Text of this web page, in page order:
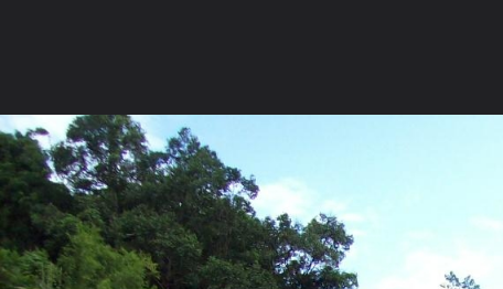
หน้าแรก รูปภาพ General ติงติง แอ่วเมืองเหนือ
102 5486
หน้าแรก เว็บบอร์ด มีอะไรใหม่ วิดีโอ รูปภาพ
หมวดหมู่ มีอะไรใหม่